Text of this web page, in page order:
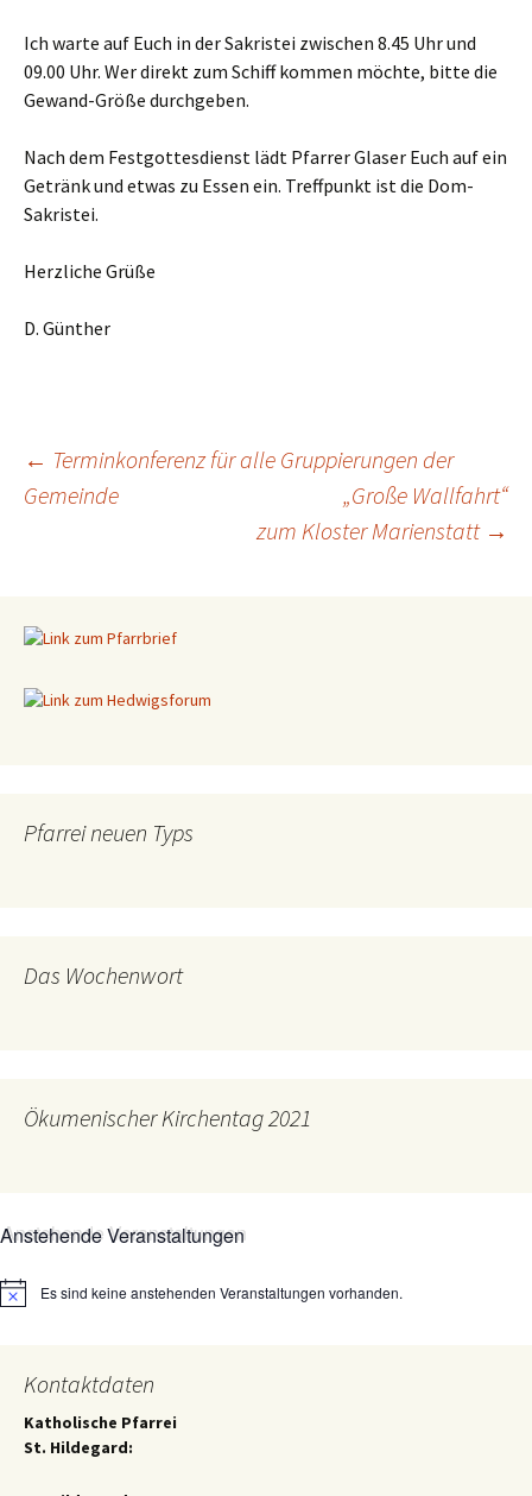
Ich warte auf Euch in der Sakristei zwischen 8.45 Uhr und
09.00 Uhr. Wer direkt zum Schiff kommen möchte, bitte die
Gewand-Größe durchgeben.
Nach dem Festgottesdienst lädt Pfarrer Glaser Euch auf ein
Getränk und etwas zu Essen ein. Treffpunkt ist die Dom-
Sakristei.
Herzliche Grüße
D. Günther
Beitragsnavigation
← Terminkonferenz für alle Gruppierungen der
Gemeinde
„Große Wallfahrt“
zum Kloster Marienstatt →
Pfarrei neuen Typs
Das Wochenwort
Ökumenischer Kirchentag 2021
Anstehende Veranstaltungen
HinweisEs sind keine anstehenden Veranstaltungen vorhanden.
Kontaktdaten
Katholische Pfarrei
St. Hildegard: